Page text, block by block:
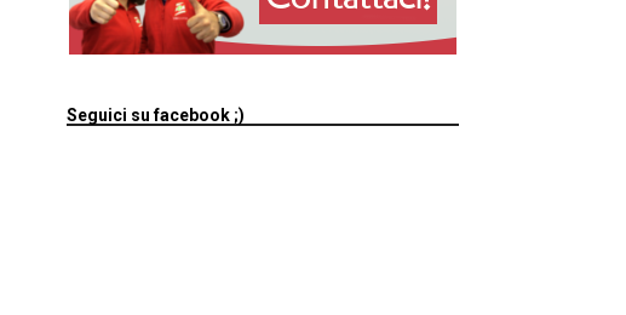
Seguici su facebook ;)